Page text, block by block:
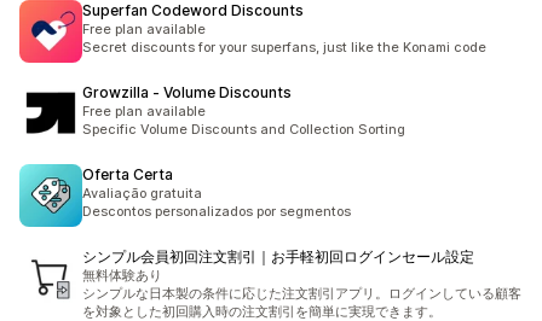
Superfan Codeword Discounts
Free plan available
Secret discounts for your superfans, just like the Konami code
Growzilla ‑ Volume Discounts
Free plan available
Specific Volume Discounts and Collection Sorting
Oferta Certa
Avaliação gratuita
Descontos personalizados por segmentos
シンプル会員初回注文割引｜お手軽初回ログインセール設定
無料体験あり
シンプルな日本製の条件に応じた注文割引アプリ。ログインしている顧客
を対象とした初回購入時の注文割引を簡単に実現できます。